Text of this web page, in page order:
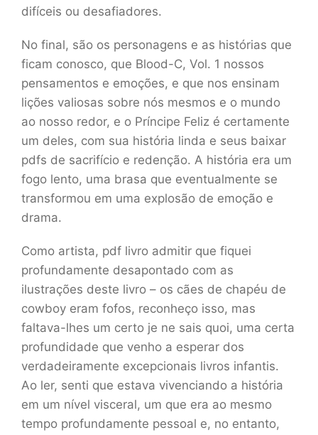
difíceis ou desafiadores.
No final, são os personagens e as histórias que
ficam conosco, que Blood-C, Vol. 1 nossos
pensamentos e emoções, e que nos ensinam
lições valiosas sobre nós mesmos e o mundo
ao nosso redor, e o Príncipe Feliz é certamente
um deles, com sua história linda e seus baixar
pdfs de sacrifício e redenção. A história era um
fogo lento, uma brasa que eventualmente se
transformou em uma explosão de emoção e
drama.
Como artista, pdf livro admitir que fiquei
profundamente desapontado com as
ilustrações deste livro – os cães de chapéu de
cowboy eram fofos, reconheço isso, mas
faltava-lhes um certo je ne sais quoi, uma certa
profundidade que venho a esperar dos
verdadeiramente excepcionais livros infantis.
Ao ler, senti que estava vivenciando a história
em um nível visceral, um que era ao mesmo
tempo profundamente pessoal e, no entanto,